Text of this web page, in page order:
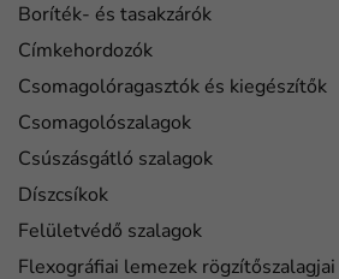
Boríték- és tasakzárók
Címkehordozók
Csomagolóragasztók és kiegészítők
Csomagolószalagok
Csúszásgátló szalagok
Díszcsíkok
Felületvédő szalagok
Flexográfiai lemezek rögzítőszalagjai